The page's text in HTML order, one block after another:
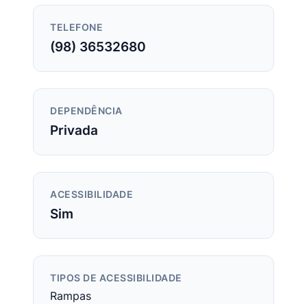
TELEFONE
(98) 36532680
DEPENDÊNCIA
Privada
ACESSIBILIDADE
Sim
TIPOS DE ACESSIBILIDADE
Rampas